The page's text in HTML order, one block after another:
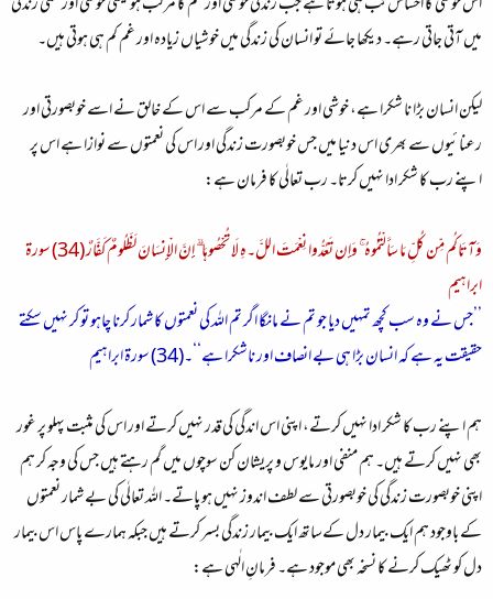
میں آتی جاتی رہے۔ دیکھا جائے تو انسان کی زندگی میں خوشیاں زیادہ اور غم کم ہی ہوتی ہیں۔
لیکن انسان بڑا نا شکرا ہے، خوشی اور غم کے مرکب سے اس کے خالق نے اسے خوبصورتی اور
رعنائیوں سے بھری اس دنیا میں جس خوبصورت زندگی اور اس کی نعمتوں سے نوازا ہے اس پر
اپنے رب کا شکر ادا نہیں کرتا۔ رب تعالٰی کا فرمان ہے:
وَآتَاكُم مِّن كُلِّ مَا سَأَلْتُمُوهُ ۚ وَإِن تَعُدُّوا نِعْمَتَ اللَّ۔هِ لَا تُحْصُوهَا ۗ إِنَّ الْإِنسَانَ لَظَلُومٌ كَفَّارٌ (34) سورة
ابراهيم
’’جس نے وہ سب کچھ تمہیں دیا جو تم نے مانگا اگر تم اللہ کی نعمتوں کا شمار کرنا چاہو تو کر نہیں سکتے
حقیقت یہ ہے کہ انسان بڑا ہی بے انصاف اور ناشکرا ہے‘‘۔(34) سورة ابراهيم
ہم اپنے رب کا شکر ادا نہیں کرتے، اپنی اس اندگی کی قدر نہیں کرتے اور اس کی مثبت پہلو پر غور
بھی نہیں کرتے ہیں۔ ہم منفی اور مایوس و پریشان کن سوچوں میں گم رہتے ہیں جس کی وجہ کر ہم
اپنی خوبصورت زندگی کی خوبصورتی سے لطف اندوز نہیں ہو پاتے۔ اللہ تعالٰی کی بے شمار نعمتوں
کے باوجود ہم ایک بیمار دل کےساتھ ایک بیمار زندگی بسر کرتے ہیں جبکہ ہمارے پاس اس بیمار
دل کو ٹھیک کرنے کا نسخہ بھی موجود ہے۔ فرمانِ الٰہی ہے: